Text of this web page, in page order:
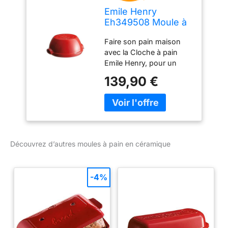
Emile Henry
Eh349508 Moule à
Rouge Grand Cru
Faire son pain maison
avec la Cloche à pain
Emile Henry, pour un
cuisson traditionnelle en
four à pain. Notre
céramique innovante
ferme et aérée. La cloche
réchauffer son pain sans
le sécher et de le
une grignette pour
inciser le pain avant la
139,90 €
Découvrez d’autres moules à pain en céramique
-4%